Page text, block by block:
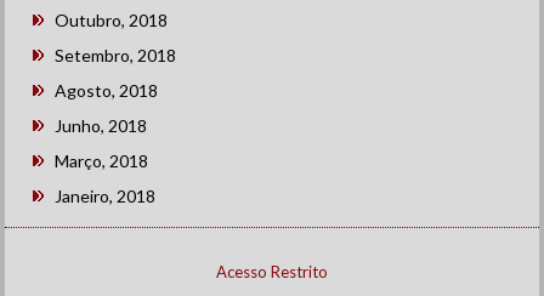
Outubro, 2018
Setembro, 2018
Agosto, 2018
Junho, 2018
Março, 2018
Janeiro, 2018
Acesso Restrito